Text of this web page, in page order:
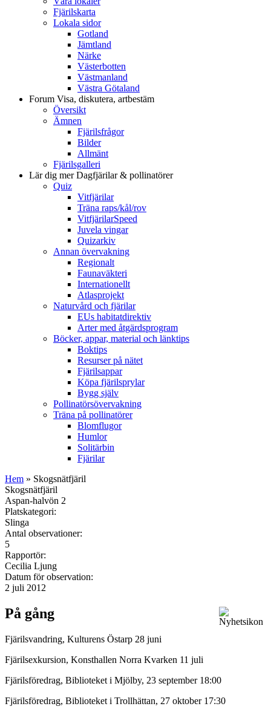
Fjärilskarta
Lokala sidor
Gotland
Jämtland
Närke
Västerbotten
Västmanland
Västra Götaland
Forum Visa, diskutera, artbestäm
Översikt
Ämnen
Fjärilsfrågor
Bilder
Allmänt
Fjärilsgalleri
Lär dig merDagfjärilar & pollinatörer
Quiz
Vitfjärilar
Träna raps/kål/rov
VitfjärilarSpeed
Juvela vingar
Quizarkiv
Annan övervakning
Regionalt
Faunaväkteri
Internationellt
Atlasprojekt
Naturvård och fjärilar
EUs habitatdirektiv
Arter med åtgärdsprogram
Böcker, appar, material och länktips
Boktips
Resurser på nätet
Fjärilsappar
Köpa fjärilsprylar
Bygg själv
Pollinatörsövervakning
Träna på pollinatörer
Blomflugor
Humlor
Solitärbin
Fjärilar
Hem » Skogsnätfjäril
Skogsnätfjäril
Aspan-halvön 2
Platskategori:
Slinga
Antal observationer:
5
Rapportör:
Cecilia Ljung
Datum för observation:
2 juli 2012
På gång
Fjärilsvandring, Kulturens Östarp 28 juni
Fjärilsexkursion, Konsthallen Norra Kvarken 11 juli
Fjärilsföredrag, Biblioteket i Mjölby, 23 september 18:00
Fjärilsföredrag, Biblioteket i Trollhättan, 27 oktober 17:30